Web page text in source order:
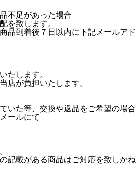
不足があった場合
を致します。
品到着後７日以内に下記メールアド
たします。
店が負担いたします。
いた等、交換や返品をご希望の場合
ールにて
記載がある商品はご対応を致しかね